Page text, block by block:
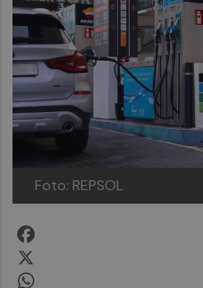
Foto: REPSOL